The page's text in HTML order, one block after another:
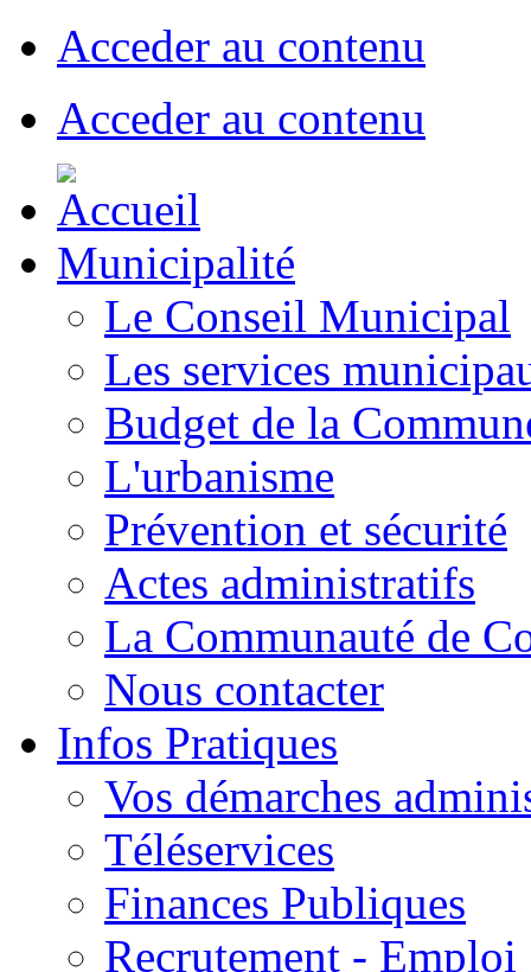
Acceder au contenu
Acceder au contenu
Municipalité
Le Conseil Municipal
Les services
Budget de la
L'urbanisme
Prévention et sécurité
Actes administratifs
La Communauté de
Nous contacter
Infos Pratiques
Vos démarches
Téléservices
Finances Publiques
Recrutement - Emploi